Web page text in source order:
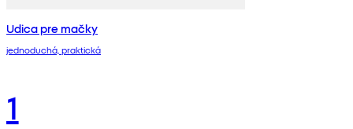
Udica pre mačky
jednoduchá, praktická
1